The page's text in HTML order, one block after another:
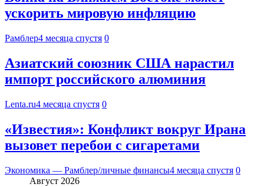
ускорить мировую инфляцию
Рамблер4 месяца спустя 0
Азиатский союзник США нарастил
импорт российского алюминия
Lenta.ru4 месяца спустя 0
«Известия»: Конфликт вокруг Ирана
вызовет перебои с сигаретами
Экономика — Рамблер/личные финансы4 месяца спустя 0
Август 2026